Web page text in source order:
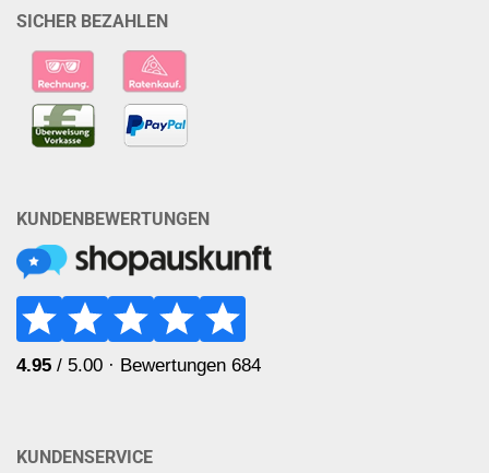
SICHER BEZAHLEN
KUNDENBEWERTUNGEN
KUNDENSERVICE